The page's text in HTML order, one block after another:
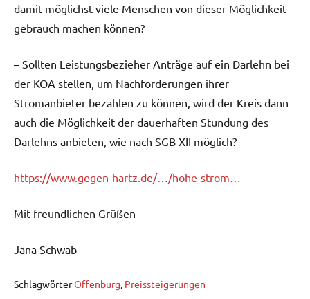
damit möglichst viele Menschen von dieser Möglichkeit
gebrauch machen können?
– Sollten Leistungsbezieher Anträge auf ein Darlehn bei
der KOA stellen, um Nachforderungen ihrer
Stromanbieter bezahlen zu können, wird der Kreis dann
auch die Möglichkeit der dauerhaften Stundung des
Darlehns anbieten, wie nach SGB XII möglich?
https://www.gegen-hartz.de/…/hohe-strom…
Mit freundlichen Grüßen
Jana Schwab
SchlagwörterOffenburg, Preissteigerungen